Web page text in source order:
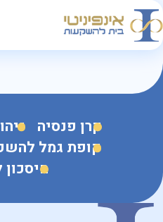
קרן פנסיה
קופת גמל